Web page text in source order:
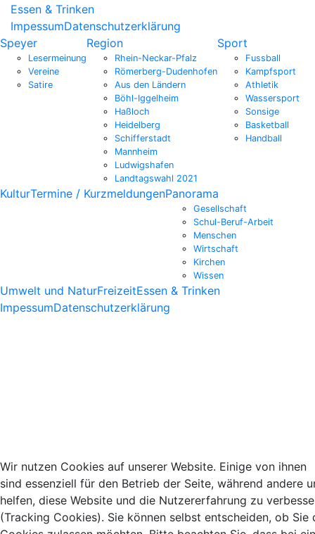
Essen & Trinken
ImpessumDatenschutzerklärung
Speyer
Lesermeinung
Vereine
Satire
Region
Rhein-Neckar-Pfalz
Römerberg-Dudenhofen
Aus den Ländern
Böhl-Iggelheim
Haßloch
Heidelberg
Schifferstadt
Mannheim
Ludwigshafen
Landtagswahl 2021
Sport
Fussball
Kampfsport
Athletik
Wassersport
Sonsige
Basketball
Handball
KulturTermine / KurzmeldungenPanorama
Gesellschaft
Schul-Beruf-Arbeit
Menschen
Wirtschaft
Kirchen
Wissen
Umwelt und NaturFreizeitEssen & Trinken
ImpessumDatenschutzerklärung
Wir nutzen Cookies auf unserer Website. Einige von ihnen
sind essenziell für den Betrieb der Seite, während andere
helfen, diese Website und die Nutzererfahrung zu
(Tracking Cookies). Sie können selbst entscheiden, ob Sie